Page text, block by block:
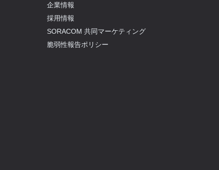
企業情報
採用情報
SORACOM 共同マーケティング
脆弱性報告ポリシー